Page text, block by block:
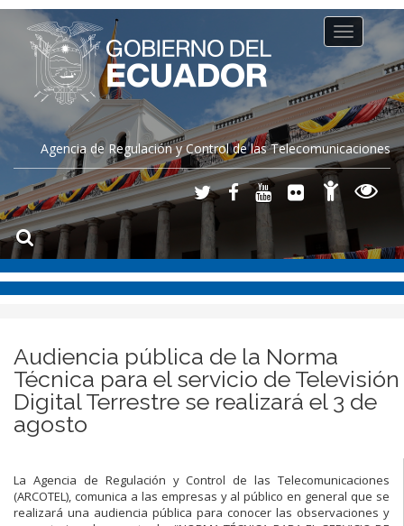
Agencia de Regulación y Control de las Telecomunicaciones
Toggle
navigation
Audiencia pública de la Norma
Técnica para el servicio de Televisión
Digital Terrestre se realizará el 3 de
agosto
La Agencia de Regulación y Control de las Telecomunicaciones
(ARCOTEL), comunica a las empresas y al público en general que se
realizará una audiencia pública para conocer las observaciones y